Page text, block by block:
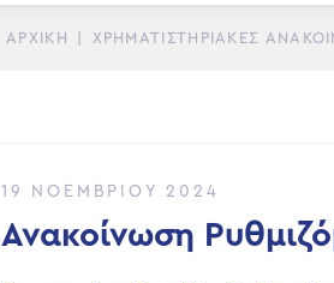
ΑΡΧΙΚΗ ΧΡΗΜΑΤΙΣΤΗΡΙΑΚΕΣ
19 ΝΟΕΜΒΡΊΟΥ 2024
Ανακοίνωση